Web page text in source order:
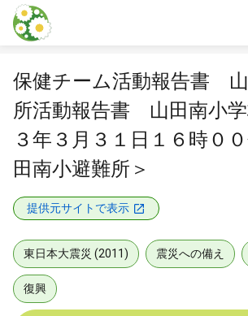
本文に飛ぶ
保健チーム活動報告書
所活動報告書 山田南小学
３年３月３１日１６時０
田南小避難所＞
提供元サイトで表示
東日本大震災 (2011) 震災への備え
復興